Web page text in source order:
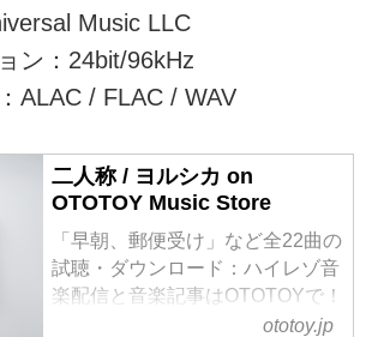
Music LLC
ン：24bit/96kHz
ALAC / FLAC / WAV
二人称 / ヨルシカ on
OTOTOY Music Store
「早朝、郵便受け」など全22曲の
試聴・ダウンロード：ハイレゾ音
楽配信と音楽記事はOTOTOYで！
ヨルシカ、約3年ぶりとなるフル
ototoy.jp